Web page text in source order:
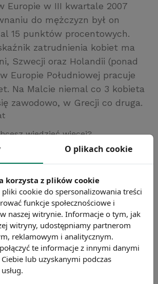
Europie w III kwartale 2007
do mężczyzn był on
15 punktów procentowych.
zatrudnienia kobiet ma
Szwecji oraz Holandii (ponad
Europie Południowej pracuje
Na Malcie niemal co 3 kobieta
zawodowo, w Grecji co druga.
wiedzieć więcej?
więcej wiadomościO plikach cookie
korzysta z plików cookie
cookie do spersonalizowania treści
funkcje społecznościowe i
naszej witrynie. Informacje o tym, jak
witryny, udostępniamy partnerom
reklamowym i analitycznym.
te informacje z innymi danymi
lub uzyskanymi podczas